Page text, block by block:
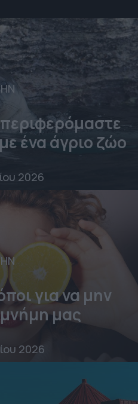
ένα άγριο ζώο
2026
για να μην
μας
2026